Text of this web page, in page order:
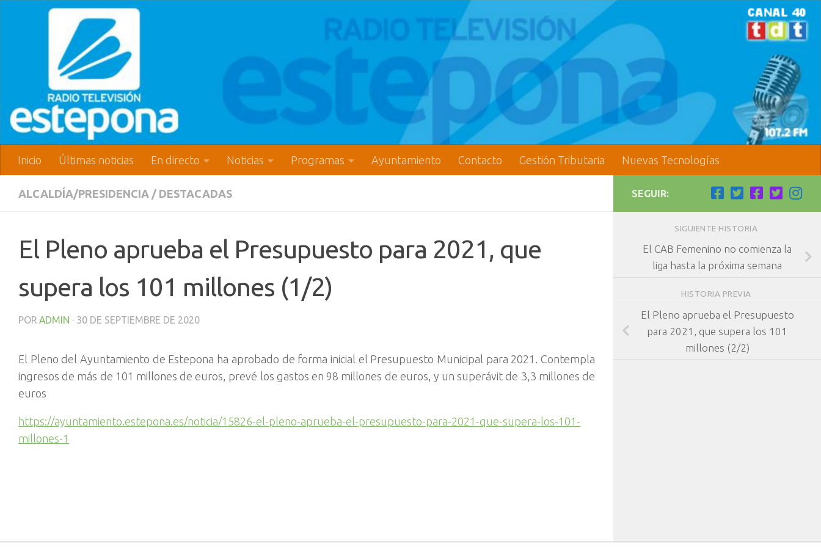
Inicio Últimas noticias En directo Noticias Programas Ayuntamiento Contacto Gestión Tributaria Nuevas Tecnologías
ALCALDÍA/PRESIDENCIA / DESTACADAS
El Pleno aprueba el Presupuesto para 2021, que
supera los 101 millones (1/2)
POR ADMIN · 30 DE SEPTIEMBRE DE 2020
El Pleno del Ayuntamiento de Estepona ha aprobado de forma inicial el Presupuesto Municipal para 2021. Contempla
ingresos de más de 101 millones de euros, prevé los gastos en 98 millones de euros, y un superávit de 3,3 millones de
euros
https://ayuntamiento.estepona.es/noticia/15826-el-pleno-aprueba-el-presupuesto-para-2021-que-supera-los-101-
millones-1
SEGUIR:
SIGUIENTE HISTORIA
El CAB Femenino no comienza la
liga hasta la próxima semana
HISTORIA PREVIA
El Pleno aprueba el Presupuesto
para 2021, que supera los 101
millones (2/2)